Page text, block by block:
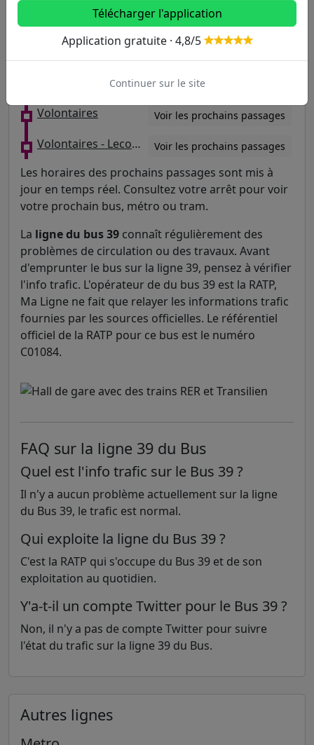
Voir les prochains passages
Voir les prochains passages
Volontaires Voir les prochains passages
Volontaires - Lecourbe Voir les prochains passages
Les horaires des prochains passages sont mis à
jour en temps réel. Consultez votre arrêt pour voir
votre prochain bus, métro ou tram.
La ligne du bus 39 connaît régulièrement des
problèmes de circulation ou des travaux. Avant
d'emprunter le bus sur la ligne 39, pensez à vérifier
l'info trafic. L'opérateur de du bus 39 est la RATP,
Ma Ligne ne fait que relayer les informations trafic
fournies par les sources officielles. Le référentiel
officiel de la RATP pour ce bus est le numéro
C01084.
FAQ sur la ligne 39 du Bus
Quel est l'info trafic sur le Bus 39 ?
Il n'y a aucun problème actuellement sur la ligne
du Bus 39, le trafic est normal.
Qui exploite la ligne du Bus 39 ?
C'est la RATP qui s'occupe du Bus 39 et de son
exploitation au quotidien.
Y'a-t-il un compte Twitter pour le Bus 39 ?
Non, il n'y a pas de compte Twitter pour suivre
l'état du trafic sur la ligne 39 du Bus.
Autres lignes
Télécharger l'application
Application gratuite · 4,8/5
Continuer sur le site